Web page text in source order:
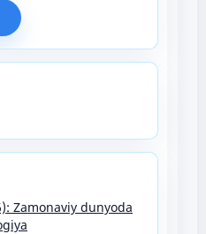
Zamonaviy dunyoda